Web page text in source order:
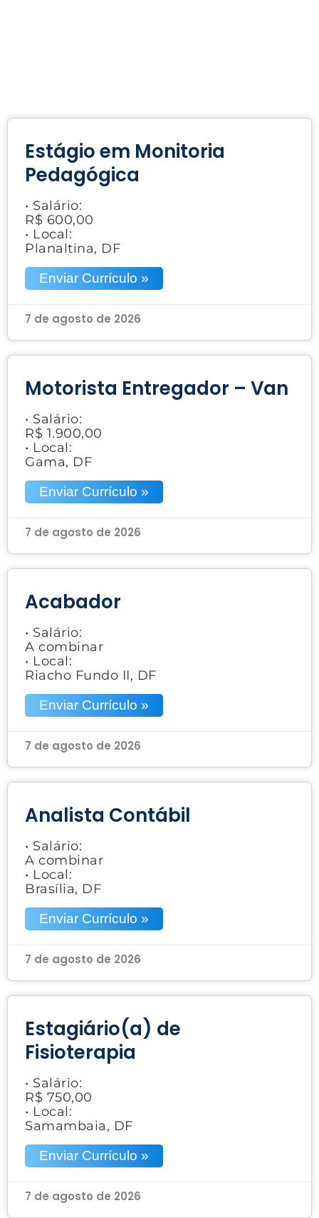
Estágio em Monitoria
Pedagógica
• Salário:
R$ 600,00
• Local:
Planaltina, DF
Enviar Currículo »
7 de agosto de 2026
Motorista Entregador – Van
• Salário:
R$ 1.900,00
• Local:
Gama, DF
Enviar Currículo »
7 de agosto de 2026
Acabador
• Salário:
A combinar
• Local:
Riacho Fundo II, DF
Enviar Currículo »
7 de agosto de 2026
Analista Contábil
• Salário:
A combinar
• Local:
Brasília, DF
Enviar Currículo »
7 de agosto de 2026
Estagiário(a) de
Fisioterapia
• Salário:
R$ 750,00
• Local:
Samambaia, DF
Enviar Currículo »
7 de agosto de 2026